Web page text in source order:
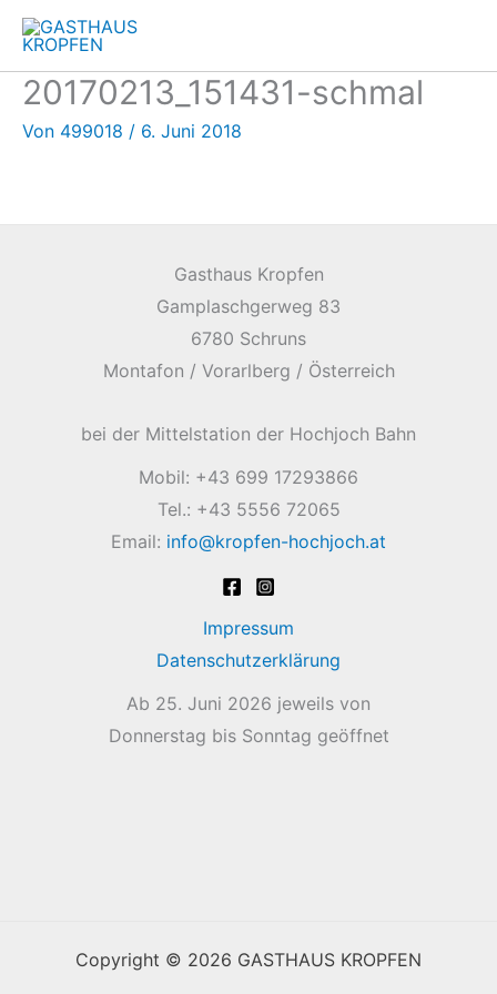
Zum
Inhalt
springen
20170213_151431-schmal
Von 499018 / 6. Juni 2018
Gasthaus Kropfen
Gamplaschgerweg 83
6780 Schruns
Montafon / Vorarlberg / Österreich
bei der Mittelstation der Hochjoch Bahn
Mobil: +43 699 17293866
Tel.: +43 5556 72065
Email: info@kropfen-hochjoch.at
Impressum
Datenschutzerklärung
Ab 25. Juni 2026 jeweils von
Donnerstag bis Sonntag geöffnet
Copyright © 2026 GASTHAUS KROPFEN